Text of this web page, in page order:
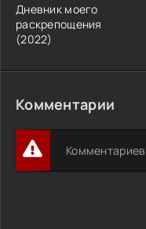
Дневник моего
раскрепощения
(2022)
Комментарии